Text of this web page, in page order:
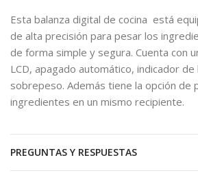
Esta balanza digital de cocina está
de alta precisión para pesar los
de forma simple y segura. Cuenta con
LCD, apagado automático, indicador
sobrepeso. Además tiene la opción de
ingredientes en un mismo recipiente.
PREGUNTAS Y RESPUESTAS